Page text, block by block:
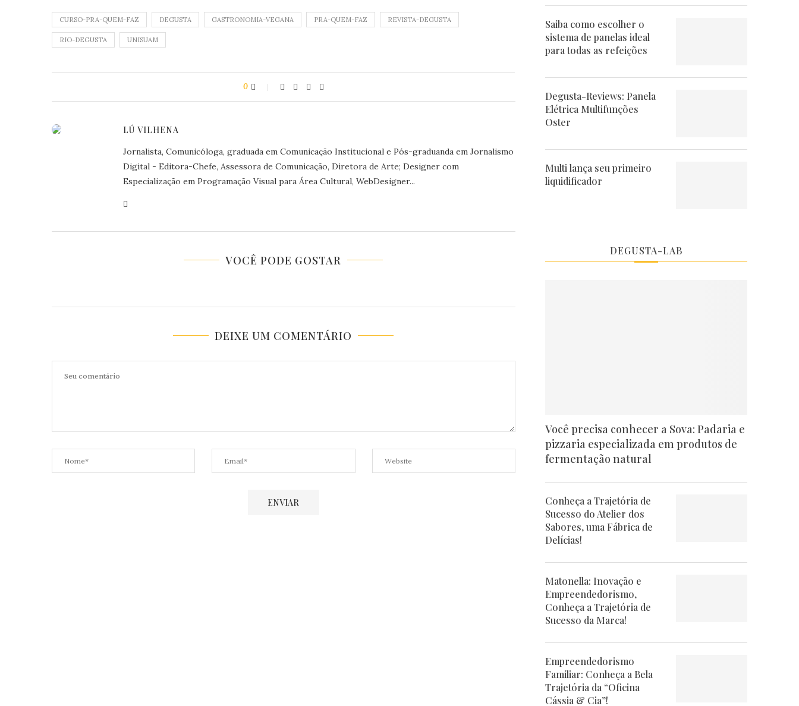
CURSO-PRA-QUEM-FAZ DEGUSTA GASTRONOMIA-VEGANA PRA-QUEM-FAZ REVISTA-DEGUSTA
RIO-DEGUSTA UNISUAM
0
LÚ VILHENA
Jornalista, Comunicóloga, graduada em Comunicação Institucional e Pós-graduanda em Jornalismo
Digital - Editora-Chefe, Assessora de Comunicação, Diretora de Arte; Designer com
Especialização em Programação Visual para Área Cultural, WebDesigner...
VOCÊ PODE GOSTAR
DEIXE UM COMENTÁRIO
Saiba como escolher o
sistema de panelas ideal
para todas as refeições
Degusta-Reviews: Panela
Elétrica Multifunções
Oster
Multi lança seu primeiro
liquidificador
DEGUSTA-LAB
Você precisa conhecer a Sova: Padaria e
pizzaria especializada em produtos de
fermentação natural
Conheça a Trajetória de
Sucesso do Atelier dos
Sabores, uma Fábrica de
Delícias!
Matonella: Inovação e
Empreendedorismo,
Conheça a Trajetória de
Sucesso da Marca!
Empreendedorismo
Familiar: Conheça a Bela
Trajetória da “Oficina
Cássia & Cia”!